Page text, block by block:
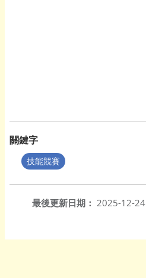
關鍵字
技能競賽
最後更新日期： 2025-12-24